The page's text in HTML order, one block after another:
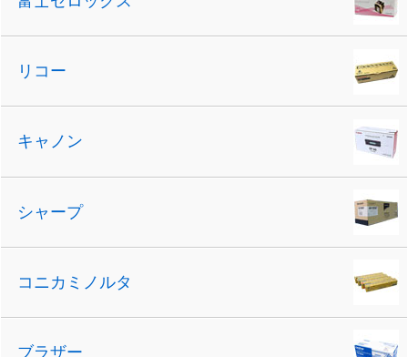
リコー
キャノン
シャープ
コニカミノルタ
ブラザー